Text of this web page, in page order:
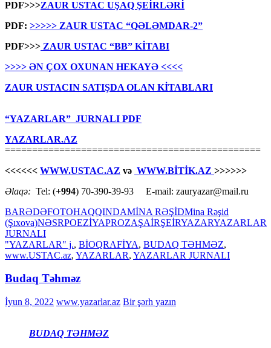
PDF>>>ZAUR USTAC UŞAQ ŞEİRLƏRİ
PDF: >>>>> ZAUR USTAC “QƏLƏMDAR-2”
PDF>>> ZAUR USTAC “BB” KİTABI
>>>> ƏN ÇOX OXUNAN HEKAYƏ <<<<
ZAUR USTACIN SATIŞDA OLAN KİTABLARI
“YAZARLAR” JURNALI PDF
YAZARLAR.AZ
===============================================
<<<<<< WWW.USTAC.AZ və WWW.BİTİK.AZ >>>>>>
Əlaqə: Tel: (+994) 70-390-39-93 E-mail: zauryazar@mail.ru
BARƏDƏFOTOHAQQINDAMİNA RƏŞİDMina Rəşid
(Şıxova)NƏSRPOEZİYAPROZAŞAİRŞEİRYAZARYAZARLAR
JURNALI
"YAZARLAR" j., BİOQRAFİYA, BUDAQ TƏHMƏZ,
www.USTAC.az, YAZARLAR, YAZARLAR JURNALI
Budaq Təhməz
İyun 8, 2022 www.yazarlar.az Bir şərh yazın
BUDAQ TƏHMƏZ